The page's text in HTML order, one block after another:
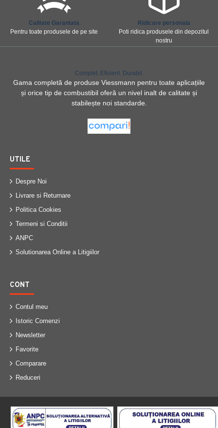
Calitate Garantata
Pentru toate produsele de pe site
Ridicare personala
Poti ridica produsele din depozitul
nostru
Complet. Eficient. Durabil.
Gama completă de produse Viessmann pentru toate aplicațiile
și orice tip de combustibil oferă un nivel inalt de calitate și
stabilește noi standarde.
UTILE
Despre Noi
Livrare si Returnare
Politica Cookies
Termeni si Conditii
ANPC
Solutionarea Online a Litigiilor
CONT
Contul meu
Istoric Comenzi
Newsletter
Favorite
Comparare
Reduceri